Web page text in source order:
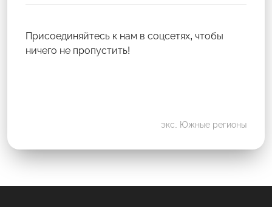
Присоединяйтесь к нам в соцсетях, чтобы
ничего не пропустить!
экс. Южные регионы